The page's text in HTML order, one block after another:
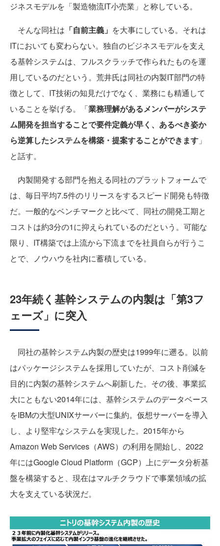
ジネスモデルを「製造物流IT小売業」と称している。
そんな同社は 「自前主義」 を大事にしている。それは
ITにおいても変わらない。独自のビジネスモデルを支え
る基幹システムは、フルスクラッチで作られたものを運
用しているのだという。荒井氏は同社の内製IT部門の特
徴として、IT技術の知見だけでなく、業務にも精通して
いることを挙げる。「業務理解があるメンバーがシステ
ム開発を担当することで要件定義が早く、あるべき姿か
ら逆算したシステムを構築・提案することができます 」
と話す。
内製開発する部門を抱える同社のプラットフォームで
は、毎日平均7.5件のリリースをするスピード開発も特徴
だ。一般的なベンチマークと比べて、同社の開発工期と
コストは約3分の1に抑えられているのだという。可能な
限り、IT構築では上流から下流までを社員自らが行うこ
とで、ノウハウを社内に蓄積している。
23年続く基幹システムの内製は「第3フ
ェーズ」に突入
同社の基幹システム内製の歴史は1999年に遡る。以前
はパッケージシステムを採用していたが、コスト削減を
目的に内製の基幹システムへ刷新した。その後、事業拡
大にともない2014年には、基幹システムのデータベース
をIBMの大型UNIXサーバーに集約。仮想サーバーを導入
し、より堅牢なシステムを実現した。2015年から
Amazon Web Services（AWS）の利用を開始し、2022
年にはGoogle Cloud Platform（GCP）上にデータ分析基
盤を構築すると、現在はマルチクラウドで事業領域の拡
大を支えている状況だ。